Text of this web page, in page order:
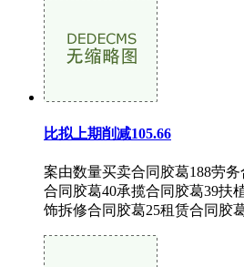
比拟上期削减105.66
案由数量买卖合同胶葛188劳
合同胶葛40承揽合同胶葛39扶
饰拆修合同胶葛25租赁合同胶